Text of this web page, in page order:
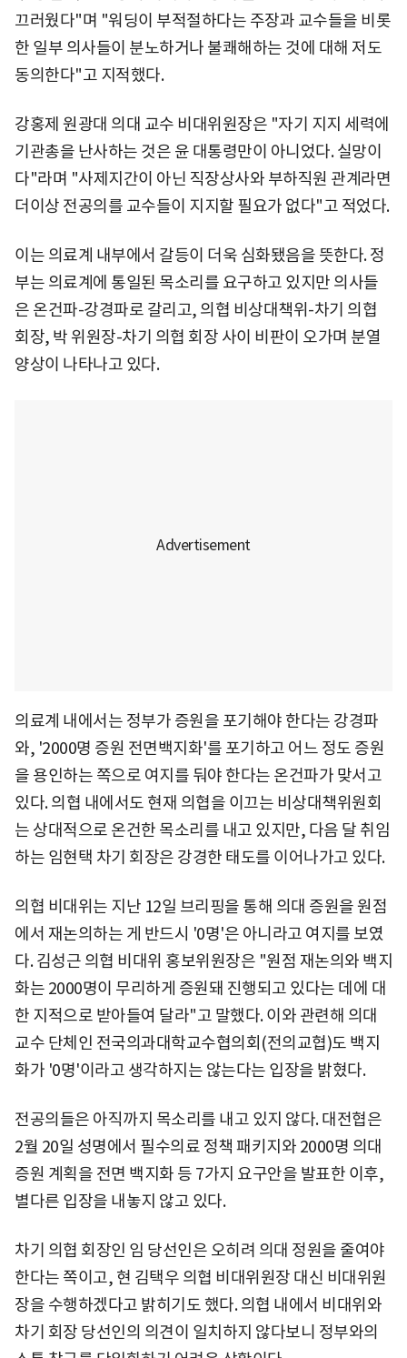
끄러웠다"며 "워딩이 부적절하다는 주장과 교수들을 비롯
한 일부 의사들이 분노하거나 불쾌해하는 것에 대해 저도
동의한다"고 지적했다.
강홍제 원광대 의대 교수 비대위원장은 "자기 지지 세력에
기관총을 난사하는 것은 윤 대통령만이 아니었다. 실망이
다"라며 "사제지간이 아닌 직장상사와 부하직원 관계라면
더이상 전공의를 교수들이 지지할 필요가 없다"고 적었다.
이는 의료계 내부에서 갈등이 더욱 심화됐음을 뜻한다. 정
부는 의료계에 통일된 목소리를 요구하고 있지만 의사들
은 온건파-강경파로 갈리고, 의협 비상대책위-차기 의협
회장, 박 위원장-차기 의협 회장 사이 비판이 오가며 분열
양상이 나타나고 있다.
의료계 내에서는 정부가 증원을 포기해야 한다는 강경파
와, '2000명 증원 전면백지화'를 포기하고 어느 정도 증원
을 용인하는 쪽으로 여지를 둬야 한다는 온건파가 맞서고
있다. 의협 내에서도 현재 의협을 이끄는 비상대책위원회
는 상대적으로 온건한 목소리를 내고 있지만, 다음 달 취임
하는 임현택 차기 회장은 강경한 태도를 이어나가고 있다.
의협 비대위는 지난 12일 브리핑을 통해 의대 증원을 원점
에서 재논의하는 게 반드시 '0명'은 아니라고 여지를 보였
다. 김성근 의협 비대위 홍보위원장은 "원점 재논의와 백지
화는 2000명이 무리하게 증원돼 진행되고 있다는 데에 대
한 지적으로 받아들여 달라"고 말했다. 이와 관련해 의대
교수 단체인 전국의과대학교수협의회(전의교협)도 백지
화가 '0명'이라고 생각하지는 않는다는 입장을 밝혔다.
전공의들은 아직까지 목소리를 내고 있지 않다. 대전협은
2월 20일 성명에서 필수의료 정책 패키지와 2000명 의대
증원 계획을 전면 백지화 등 7가지 요구안을 발표한 이후,
별다른 입장을 내놓지 않고 있다.
차기 의협 회장인 임 당선인은 오히려 의대 정원을 줄여야
한다는 쪽이고, 현 김택우 의협 비대위원장 대신 비대위원
장을 수행하겠다고 밝히기도 했다. 의협 내에서 비대위와
차기 회장 당선인의 의견이 일치하지 않다보니 정부와의